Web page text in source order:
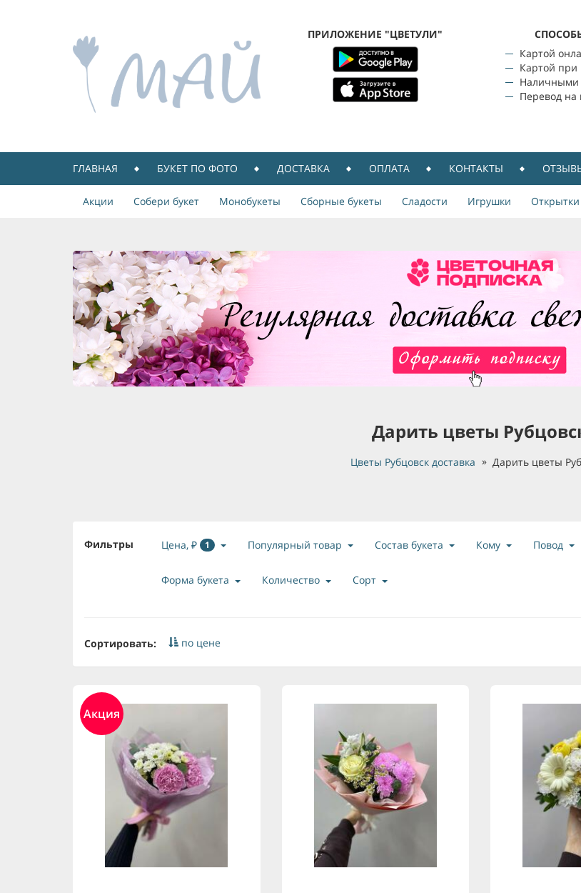
ПРИЛОЖЕНИЕ "ЦВЕТУЛИ"
Картой
Картой при
Наличными
Перевод на
ГЛАВНАЯ БУКЕТ ПО ФОТО ДОСТАВКА ОПЛАТА КОНТАКТЫ
Акции Собери букет Монобукеты Сборные букеты Сладости Игрушки Открытки
Дарить цветы
Цветы Рубцовск доставка Дарить цветы
Фильтры Цена, ₽ 1 Популярный товар Состав букета Кому Повод
Форма букета Количество Сорт
Сортировать: по цене
Акция